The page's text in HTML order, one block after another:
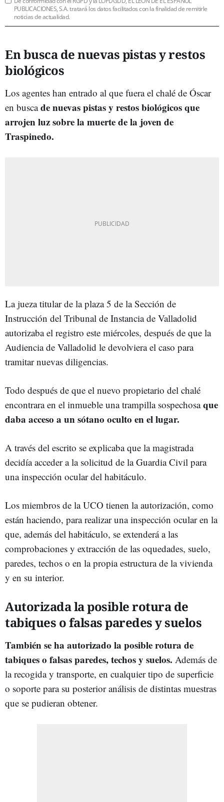
PUBLICACIONES, S.A. tratará los datos facilitados con la finalidad de remitirle
noticias de actualidad.
En busca de nuevas pistas y restos
biológicos
Los agentes han entrado al que fuera el chalé de Óscar
en buscade nuevas pistas y restos biológicos que
arrojen luz sobre la muerte de la joven de
Traspinedo.
La jueza titular de la plaza 5 de la Sección de
Instrucción del Tribunal de Instancia de Valladolid
autorizaba el registro este miércoles, después de que la
Audiencia de Valladolid le devolviera el caso para
tramitar nuevas diligencias.
Todo después de que el nuevo propietario del chalé
encontrara en el inmueble una trampilla sospechosaque
daba acceso a un sótano oculto en el lugar.
A través del escrito se explicaba que la magistrada
decidía acceder a la solicitud de la Guardia Civil para
una inspección ocular del habitáculo.
Los miembros de la UCO tienen la autorización, como
están haciendo, para realizar una inspección ocular en la
que, además del habitáculo, se extenderá a las
comprobaciones y extracción de las oquedades, suelo,
paredes, techos o en la propia estructura de la vivienda
y en su interior.
Autorizada la posible rotura de
tabiques o falsas paredes y suelos
También se ha autorizado la posible rotura de
tabiques o falsas paredes, techos y suelos. Además de
la recogida y transporte, en cualquier tipo de superficie
o soporte para su posterior análisis de distintas muestras
que se pudieran obtener.